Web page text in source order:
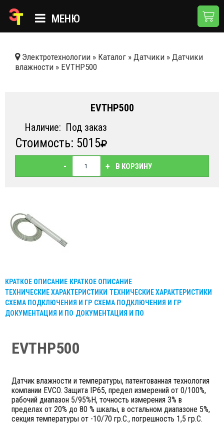
МЕНЮ
КАТАЛОГ
НОВОСТИ
КОНТАКТЫ
Электротехнологии » Каталог » Датчики » Датчики
влажности » EVTHP500
EVTHP500
Наличие: Под заказ
Стоимость: 5015
- + В КОРЗИНУ
КРАТКОЕ ОПИСАНИЕ КРАТКОЕ ОПИСАНИЕ
ТЕХНИЧЕСКИЕ ХАРАКТЕРИСТИКИ ТЕХНИЧЕСКИЕ ХАРАКТЕРИСТИКИ
СХЕМА ПОДКЛЮЧЕНИЯ И ГР СХЕМА ПОДКЛЮЧЕНИЯ И ГР
ДОКУМЕНТАЦИЯ И ПО ДОКУМЕНТАЦИЯ И ПО
EVTHP500
Датчик влажности и температуры, патентованная технология
компании EVCO. Защита IP65, предел измерений от 0/100%,
рабочий диапазон 5/95%H, точность измерения 3% в
пределах от 20% до 80 % шкалы, в остальном диапазоне 5%,
секция температуры от -10/70 гр.С., погрешность 1,5 гр.С.